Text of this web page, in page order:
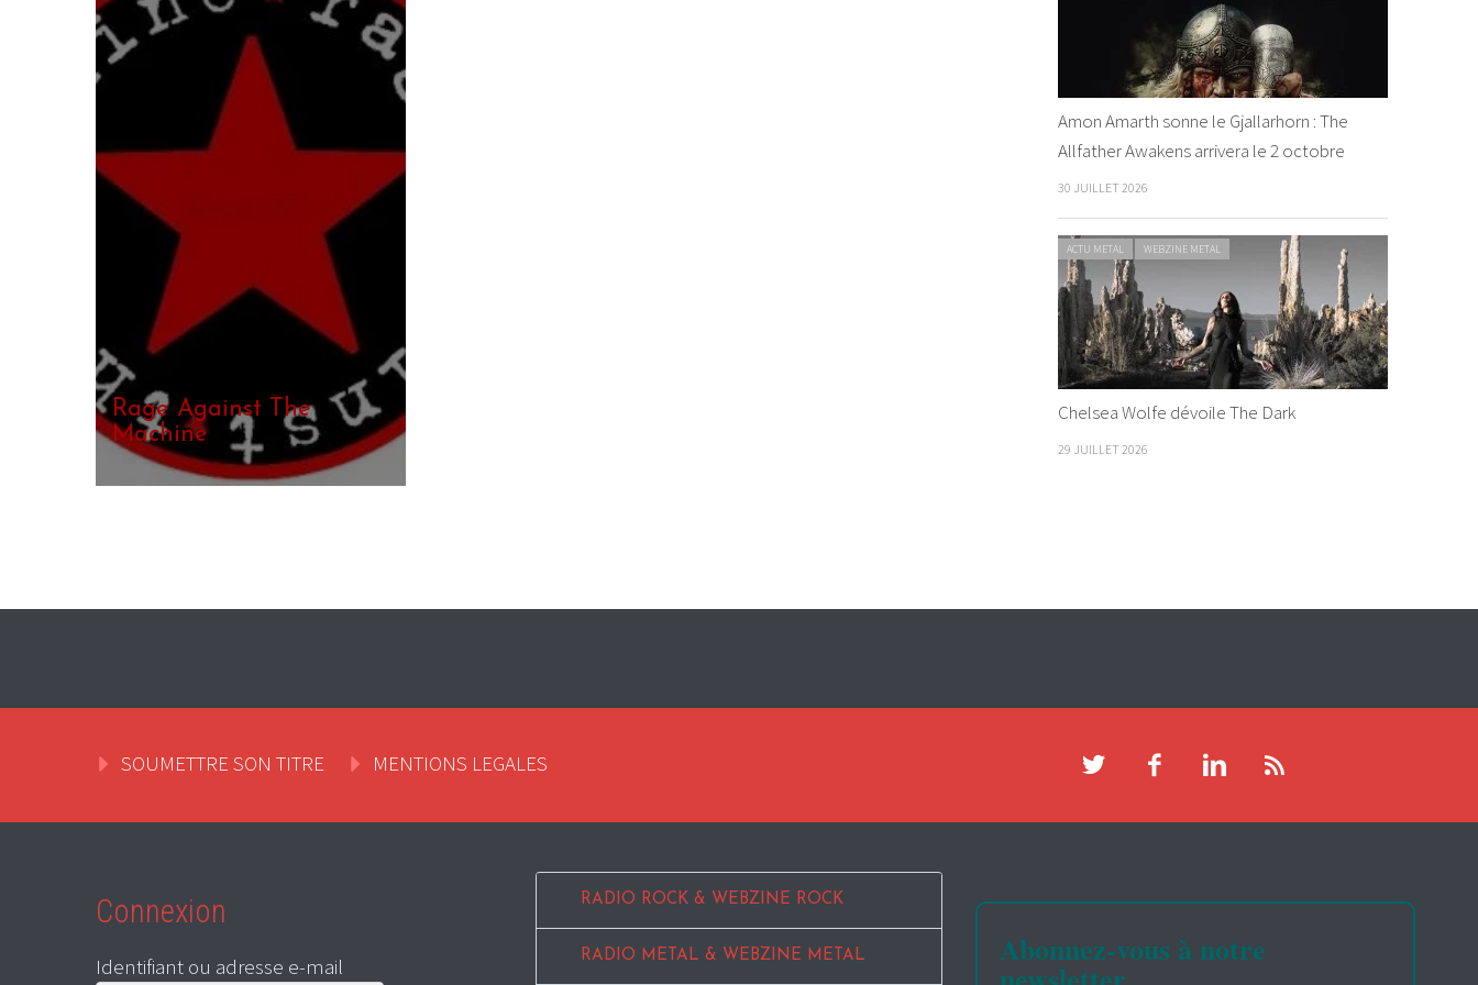
Rage Against The
Machine
Amon Amarth sonne le Gjallarhorn : The
Allfather Awakens arrivera le 2 octobre
30 JUILLET 2026
ACTU METAL WEBZINE METAL
Chelsea Wolfe dévoile The Dark
29 JUILLET 2026
SOUMETTRE SON TITRE MENTIONS LEGALES
Connexion
Identifiant ou adresse e-mail
RADIO ROCK & WEBZINE ROCK
RADIO METAL & WEBZINE METAL Abonnez-vous à notre